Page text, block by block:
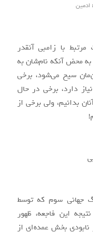
ادمین
با زامبی آنقدر
محض آنکه نام‌شان به
سیخ می‌شود، برخی
دارد، برخی در حال
بدانیم، ولی برخی از
جهانی سوم که توسط
این فاجعه، ظهور
نابودی بخش عمده‌ای از